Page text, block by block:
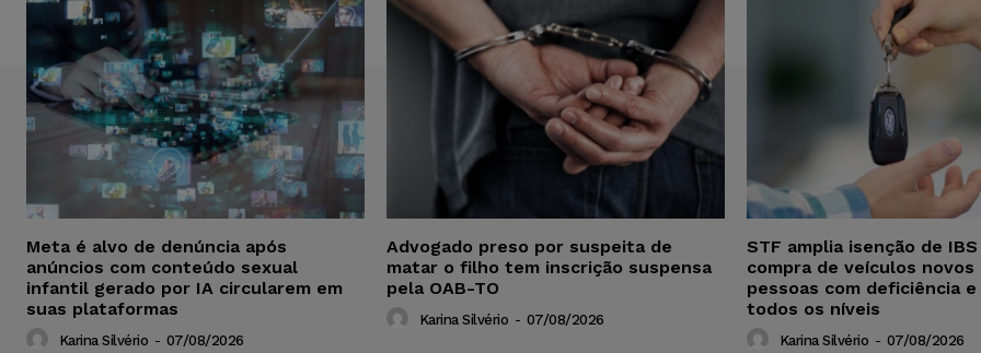
Meta é alvo de denúncia após
anúncios com conteúdo sexual
infantil gerado por IA circularem em
suas plataformas
Karina Silvério - 07/08/2026
Advogado preso por suspeita de
matar o filho tem inscrição suspensa
pela OAB-TO
Karina Silvério - 07/08/2026
STF amplia isenção de
compra de veículos novos
pessoas com deficiência
todos os níveis
Karina Silvério - 07/08/2026